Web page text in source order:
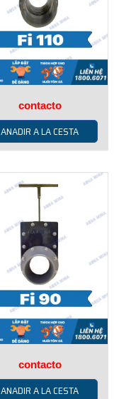
contacto
ANADIR A LA CESTA
contacto
ANADIR A LA CESTA